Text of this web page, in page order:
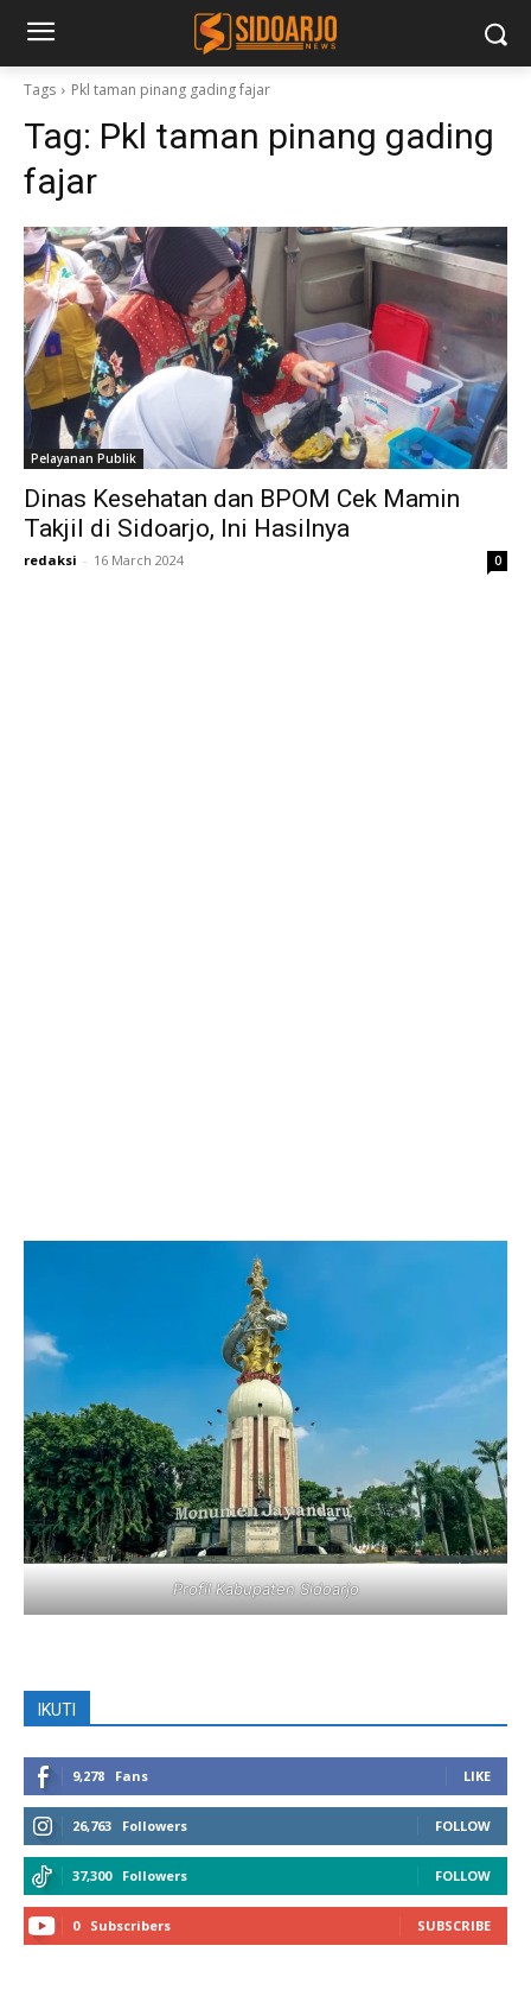
Tags Pkl taman pinang gading fajar
Tag: Pkl taman pinang gading
fajar
Pelayanan Publik
Dinas Kesehatan dan BPOM Cek Mamin
Takjil di Sidoarjo, Ini Hasilnya
redaksi - 16 March 2024 0
Profil Kabupaten Sidoarjo
IKUTI
9,278 Fans LIKE
26,763 Followers FOLLOW
37,300 Followers FOLLOW
0 Subscribers SUBSCRIBE